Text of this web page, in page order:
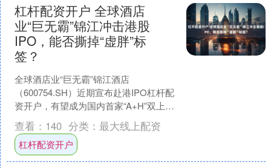
杠杆配资开户 全球酒店
业“巨无霸”锦江冲击港股
IPO，能否撕掉“虚胖”标
签？
全球酒店业“巨无霸”锦江酒店
（600754.SH）近期宣布赴港IPO杠杆配
资开户，有望成为国内首家“A+H”双上市
的酒店集团。 回顾过去一个月，锦江酒
店冲击港股....
查看： 140 分类： 最大线上配资
杠杆配资开户